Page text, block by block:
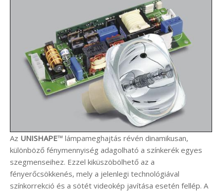
Az UNISHAPE™ lámpameghajtás révén dinamikusan,
különböző fénymennyiség adagolható a színkerék egyes
szegmenseihez. Ezzel kiküszöbölhető az a
fényerőcsökkenés, mely a jelenlegi technológiával
színkorrekció és a sötét videokép javítása esetén fellép. A